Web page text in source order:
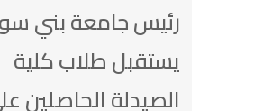
رئيس جامعة بني
يستقبل طلاب كلية
الصيدلة الحاصلين